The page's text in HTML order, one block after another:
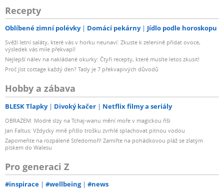
Recepty
Oblíbené zimní polévky Domácí pekárny Jídlo podle horoskopu
Svěží letní saláty, které vás v horku neunaví: Zkuste k zelenině přidat ovoce,
výsledek vás mile překvapí!
Nejlepší nálev na nakládané okurky: Čtyři recepty, které musíte letos zkusit!
Proč jíst cottage každý den? Tady je 7 překvapivých důvodů
Hobby a zábava
BLESK Tlapky Divoký kačer Netflix filmy a seriály
OBRAZEM: Modré slzy na Tchaj-wanu mění moře v magickou říši
Jan Faltus: Vždycky mně přišlo trošku zvrhlé splachovat pitnou vodou
Zapomeňte na rozpálené Středomoří! Zamiřte na pohádkovou pláž se zlatým
pískem do Walesu
Pro generaci Z
#inspirace #wellbeing #news